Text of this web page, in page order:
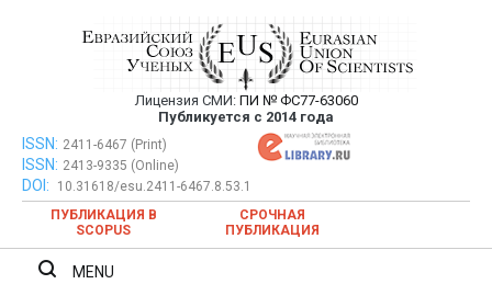
Евразийский Союз Ученых —
публикация научных статей в
ежемесячном научном журнале
Лицензия СМИ: ПИ № ФС77-63060
Публикуется с 2014 года
Евразийский Союз Ученых — публикация научных статей в
ежемесячном научном журнале
ISSN: 2411-6467 (Print)
ISSN: 2413-9335 (Online)
DOI:
10.31618/esu.2411-6467.8.53.1
ПУБЛИКАЦИЯ В
SCOPUS
СРОЧНАЯ
ПУБЛИКАЦИЯ
MENU